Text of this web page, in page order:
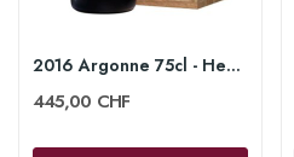
2016 Argonne 75cl - Henri Giraud
445,00 CHF